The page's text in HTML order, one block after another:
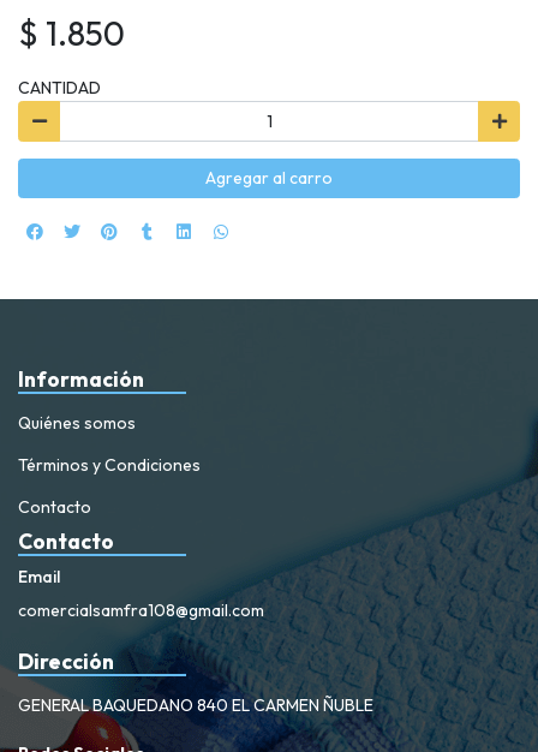
$ 1.850
CANTIDAD
Agregar al carro
Información
Quiénes somos
Términos y Condiciones
Contacto
Contacto
Email
comercialsamfra108@gmail.com
Dirección
GENERAL BAQUEDANO 840 EL CARMEN ÑUBLE